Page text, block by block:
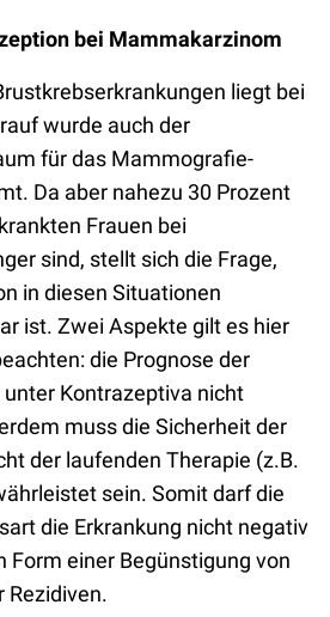
bei Mammakarzinom
liegt bei
wurde auch der
für das Mammografie-
Da aber nahezu 30 Prozent
Frauen bei
sind, stellt sich die Frage,
in diesen Situationen
ist. Zwei Aspekte gilt es hier
die Prognose der
Kontrazeptiva nicht
muss die Sicherheit der
der laufenden Therapie (z.B.
sein. Somit darf die
die Erkrankung nicht negativ
Form einer Begünstigung von
Rezidiven.